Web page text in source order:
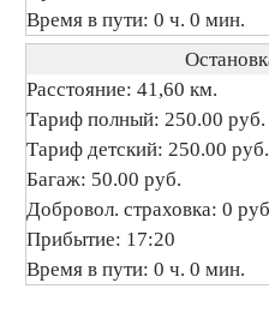
Время в пути: 0 ч. 0 мин.
Расстояние: 41,60 км.
Тариф полный: 250.00 руб.
Тариф детский: 250.00 руб.
Багаж: 50.00 руб.
Добровол. страховка: 0
Прибытие: 17:20
Время в пути: 0 ч. 0 мин.